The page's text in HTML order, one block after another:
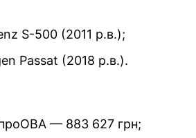
S-500 (2011 р.в.);
Passat (2018 р.в.).
— 883 627 грн;